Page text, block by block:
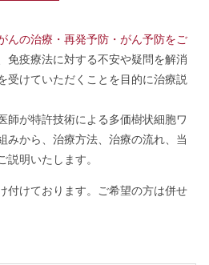
んの治療・再発予防・がん予防をご
免疫療法に対する不安や疑問を解消
受けていただくことを目的に治療説
師が特許技術による多価樹状細胞ワ
みから、治療方法、治療の流れ、当
説明いたします。
付けております。ご希望の方は併せ